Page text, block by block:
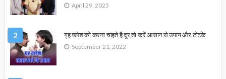
April 29, 2025
2 गृह क्लेश को करना चाहते है दूर,तो करें आसान से उपाय और टोटके
September 21, 2022